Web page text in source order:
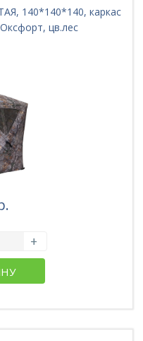
140*140*140, каркас
цв.лес
+